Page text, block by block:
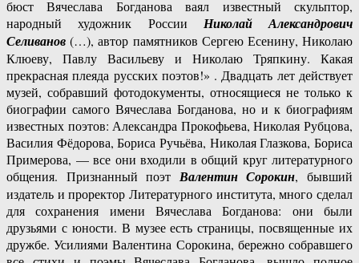
бюст Вячеслава Богданова ваял известный скульптор,
народный художник России Николай
Александрович
Селиванов (…), автор памятников Сергею Есенину, Николаю
Клюеву, Павлу Васильеву и Николаю Тряпкину. Какая
прекрасная плеяда русских поэтов!» . Двадцать лет действует
музей, собравший фотодокументы, относящиеся не только к
биографии самого Вячеслава Богданова, но и к биографиям
известных поэтов: Александра Прокофьева, Николая Рубцова,
Василия Фёдорова, Бориса Ручьёва, Николая Глазкова, Бориса
Примерова, — все они входили в общий круг литературного
общения. Признанный поэт Валентин Сорокин, бывший
издатель и проректор Литературного института, много сделал
для сохранения имени Вячеслава Богданова: они были
друзьями с юности. В музее есть страницы, посвященные их
дружбе. Усилиями Валентина Сорокина, бережно собравшего